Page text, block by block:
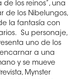
los reinos”, una
de los Nibelungos,
la fantasía con
Su personaje,
uno de los
encarnar a una
y se mueve
Mynster